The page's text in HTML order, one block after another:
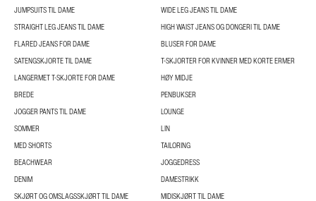
JUMPSUITS TIL DAME
WIDE LEG JEANS TIL DAME
STRAIGHT LEG JEANS TIL DAME
HIGH WAIST JEANS OG DONGERI TIL DAME
FLARED JEANS FOR DAME
BLUSER FOR DAME
SATENGSKJORTE TIL DAME
T-SKJORTER FOR KVINNER MED KORTE ERMER
LANGERMET T-SKJORTE FOR DAME
HØY MIDJE
BREDE
PENBUKSER
JOGGER PANTS TIL DAME
LOUNGE
SOMMER
LIN
MED SHORTS
TAILORING
BEACHWEAR
JOGGEDRESS
DENIM
DAMESTRIKK
SKJØRT OG OMSLAGSSKJØRT TIL DAME
MIDISKJØRT TIL DAME